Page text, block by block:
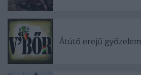
Átütő erejű győzelem